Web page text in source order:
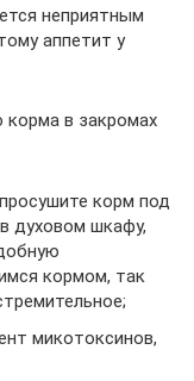
неприятным
аппетит у
корма в закромах
корм под
духовом шкафу,
кормом, так
микотоксинов,